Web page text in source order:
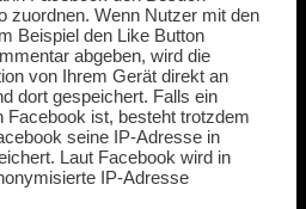
zuordnen. Wenn Nutzer mit den
Beispiel den Like Button
abgeben, wird die
von Ihrem Gerät direkt an
dort gespeichert. Falls ein
Facebook ist, besteht trotzdem
seine IP-Adresse in
Laut Facebook wird in
IP-Adresse